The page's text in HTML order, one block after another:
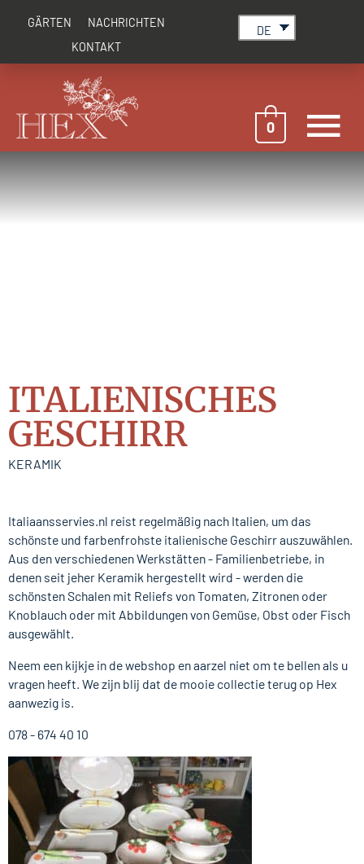
InhaltGÄRTEN
NACHRICHTEN
KONTAKT
DE
0
ITALIENISCHES
GESCHIRR
KERAMIK
Italiaansservies.nl reist regelmäßig nach Italien, um das
schönste und farbenfrohste italienische Geschirr auszuwählen.
Aus den verschiedenen Werkstätten - Familienbetriebe, in
denen seit jeher Keramik hergestellt wird - werden die
schönsten Schalen mit Reliefs von Tomaten, Zitronen oder
Knoblauch oder mit Abbildungen von Gemüse, Obst oder Fisch
ausgewählt.
Neem een kijkje in de webshop en aarzel niet om te bellen als u
vragen heeft. We zijn blij dat de mooie collectie terug op Hex
aanwezig is.
078 - 674 40 10